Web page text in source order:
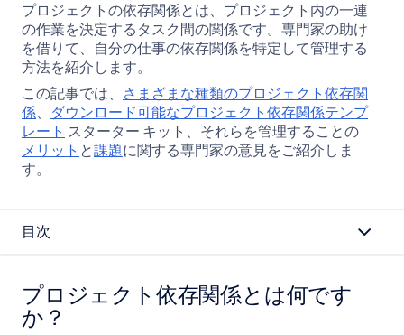
シ
ェ
ア
X
シ
ェ
ア
ク
を
コ
ー
プロジェクトの依存関係とは、プロジェクト内の一連
の作業を決定するタスク間の関係です。専門家の助け
を借りて、自分の仕事の依存関係を特定して管理する
方法を紹介します。
この記事では、 さまざまな種類のプロジェクト依存関
係、 ダウンロード可能なプロジェクト依存関係テンプ
レート スターター キット、それらを管理することの
メリット と課題に関する専門家の意見をご紹介しま
す。
目次
プロジェクト依存関係とは何です
か？